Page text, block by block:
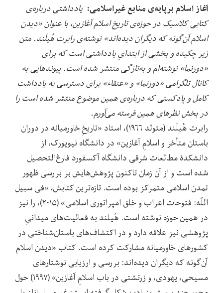
آغاز اسلام برپایه‌ی منابع غیراسلامی‌: یادداشتی درباره‌ی
کتابی کلاسیک در حوزه‌ی تاریخ اسلام آغازین، با عنوان «دیدن
اسلام آن‌گونه که دیگران دیده‌اند» نوشته‌ی رابرت هُیلَند. متن
زیر چکیده‌ و بخشی از ابتدایِ یادداشتی است که برای
«دورنما» نوشته‌ام و به‌تازگی منتشر شده است. پیوندهایی به
کانال تلگرامی «دورنما» و «عنقاء» برای دسترسی به یادداشت
کامل و پادکستی که درباره‌ی همین موضوع منتشر شده است را
در بخش نظرهای همین فرسته می‌آورم.
رابرت هُیلَند (متولد ۱۹۶۶)، استاد «تاریخِ خاورمیانه در دوران
باستان متأخر و اسلامِ آغازین» در دانشگاه نیویورک، از
دانشکدۀ مطالعات شرقی دانشگاه آکسفورد فارغ‌التحصیل
شده است و از آن زمان تاکنون پژوهش‌هایش بر بررسی ظهور
تمدن اسلامی متمرکز بوده است. تازه‌ترین کتابش، «فی سبیل
اللّه: فتوحات اعراب و خلق امپراتوری اسلامی» (۲۰۱۵)، را نیز
در همین حوزه نوشته است. هُیلند به فعالیت‌های میدانیِ
پژوهشی نیز علاقه دارد و در اکتشاف‌های باستان‌شناختی در
کشورهای خاورمیانه مشارکت کرده است. کتاب «دیدن اسلام
آن‌گونه که دیگران دیده‌اند: بررسی و ارزیابی نوشتارهای
مسیحی، یهودی، و زرتشتی در باب اسلامِ آغازین» (۱۹۹۷) حول